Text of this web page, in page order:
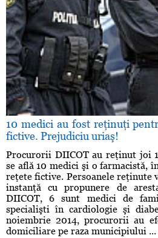
10 medici au fost reţinuţi
fictive. Prejudiciu uriaş!
Procurorii DIICOT au reţinut joi
se află 10 medici şi o farmacistă,
reţete fictive. Persoanele reţinute
instanţă cu propunere de
DIICOT, 6 sunt medici de
specialişti în cardiologie şi
noiembrie 2014, procurorii au
domiciliare pe raza municipiului ...